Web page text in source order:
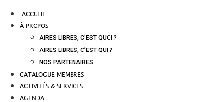
ACCUEIL
À PROPOS
AIRES LIBRES, C’EST QUOI ?
AIRES LIBRES, C’EST QUI ?
NOS PARTENAIRES
CATALOGUE MEMBRES
ACTIVITÉS & SERVICES
AGENDA